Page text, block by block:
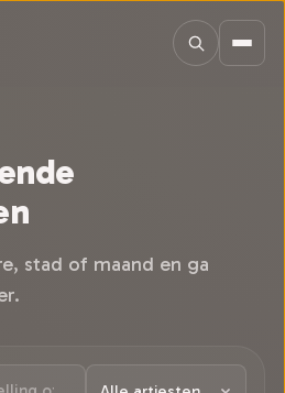
stad of maand en ga